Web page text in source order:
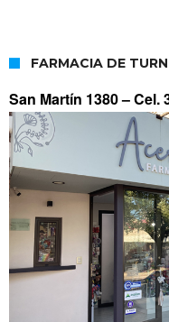
FARMACIA DE
San Martín 1380 –Cel.